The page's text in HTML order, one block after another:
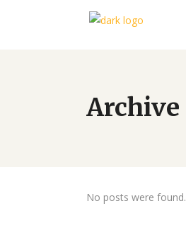
Archive
No posts were found.